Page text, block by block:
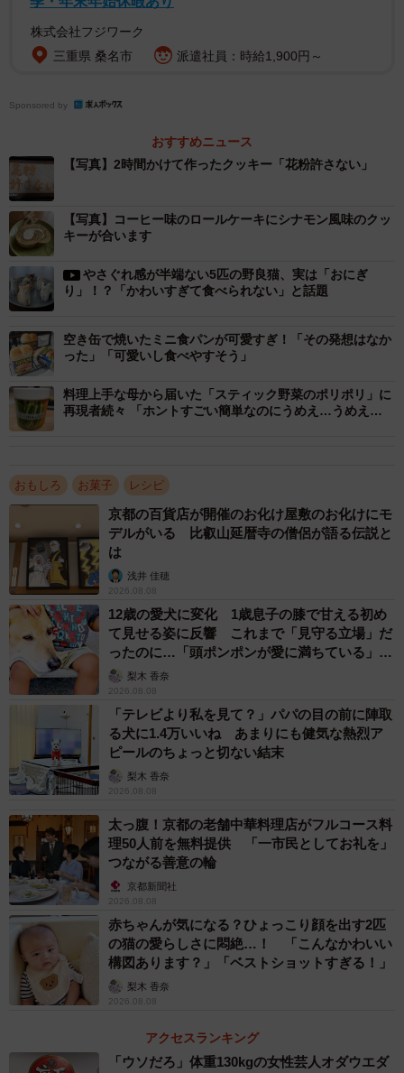
製菓歴は4年のまだまだひよっこです！
2/5
話題になった投稿の前に「やっぱロールケーキ置くのは魚焼きの細長い
皿がいいねー」という文言とともにツイートされた画像（画像提供／ま
つさん）
リプでは、ロールケーキは立てかけるために作って本命
はクッキーです的なこと言ってますけど、本当のところ逆
です。コーヒーのロールケーキの前に（投稿したツイート
で）「やっぱロールケーキ置くのは魚の皿！」って言って
明らかにクリームが少ないロールケーキの写真があります
が、あのロールケーキ生地は上手くできたのでそれの再チ
ャレンジ、コーヒー味のロールケーキにしてしまおう、と
思ったのが発端です。
――そうだったのですね。
株式会社フジワーク
三重県 桑名市
派遣社員：時給1,900円～
Sponsored by
おすすめニュース
【写真】2時間かけて作ったクッキー「花粉許さない」
【写真】コーヒー味のロールケーキにシナモン風味のクッ
キーが合います
やさぐれ感が半端ない5匹の野良猫、実は「おにぎ
り」！？「かわいすぎて食べられない」と話題
空き缶で焼いたミニ食パンが可愛すぎ！「その発想はなか
った」「可愛いし食べやすそう」
料理上手な母から届いた「スティック野菜のポリポリ」に
再現者続々 「ホントすごい簡単なのにうめえ…うめえ
おもしろ お菓子 レシピ
京都の百貨店が開催のお化け屋敷のお化けにモ
デルがいる 比叡山延暦寺の僧侶が語る伝説と
は
浅井 佳穂
2026.08.08
12歳の愛犬に変化 1歳息子の膝で甘える初め
て見せる姿に反響 これまで「見守る立場」だ
ったのに…「頭ポンポンが愛に満ちている」
「尊…」
梨木 香奈
2026.08.08
「テレビより私を見て？」パパの目の前に陣取
る犬に1.4万いいね あまりにも健気な熱烈ア
ピールのちょっと切ない結末
梨木 香奈
2026.08.08
太っ腹！京都の老舗中華料理店がフルコース料
理50人前を無料提供 「一市民としてお礼を」
つながる善意の輪
京都新聞社
2026.08.08
赤ちゃんが気になる？ひょっこり顔を出す2匹
の猫の愛らしさに悶絶…！ 「こんなかわいい
構図あります？」「ベストショットすぎる！」
梨木 香奈
2026.08.08
アクセスランキング
「ウソだろ」体重130kgの女性芸人オダウエダ